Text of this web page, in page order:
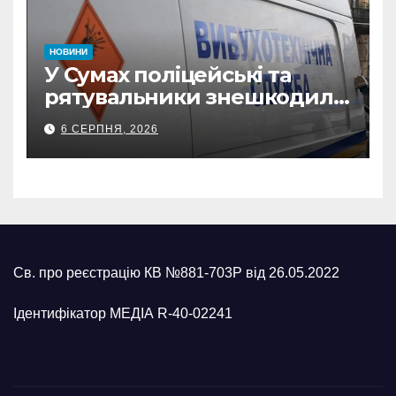
НОВИНИ
У Сумах поліцейські та
рятувальники знешкодили
500-кілограмову авіабомбу
росіян
6 СЕРПНЯ, 2026
Св. про реєстрацію КВ №881-703Р від 26.05.2022
Ідентифікатор МЕДІА R-40-02241